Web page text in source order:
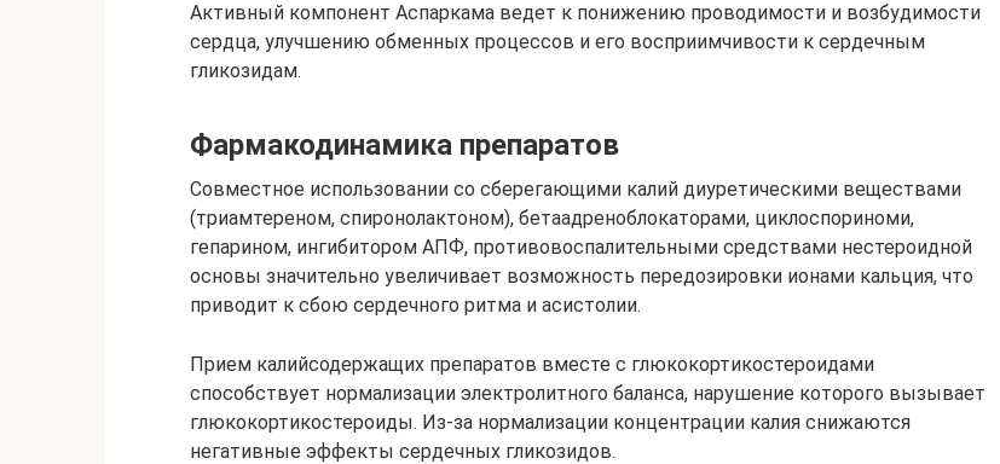
Активный компонент Аспаркама ведет к понижению проводимости и возбудимости
сердца, улучшению обменных процессов и его восприимчивости к сердечным
гликозидам.
Фармакодинамика препаратов
Совместное использовании со сберегающими калий диуретическими веществами
(триамтереном, спиронолактоном), бетаадреноблокаторами, циклоспориноми,
гепарином, ингибитором АПФ, противовоспалительными средствами нестероидной
основы значительно увеличивает возможность передозировки ионами кальция, что
приводит к сбою сердечного ритма и асистолии.
Прием калийсодержащих препаратов вместе с глюкокортикостероидами
способствует нормализации электролитного баланса, нарушение которого вызывает
глюкокортикостероиды. Из-за нормализации концентрации калия снижаются
негативные эффекты сердечных гликозидов.